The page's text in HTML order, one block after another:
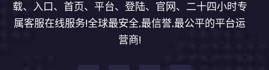
载、入口、首页、平台、登陆、官网、二十四小时专
属客服在线服务!全球最安全,最信誉,最公平的平台运
营商!